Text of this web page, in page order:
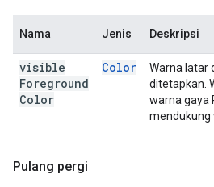
Nama Jenis Deskripsi
visible
Foreground
Color
Color
Warna latar
ditetapkan.
warna gaya
mendukung
Pulang pergi